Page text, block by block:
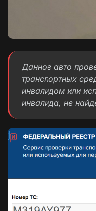
Данное авто
транспортных
инвалидом или
инвалида, не